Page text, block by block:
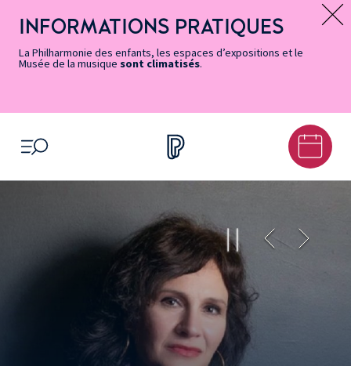
page
Accessibilité
accès
rapides
principal
contenu
principal
page
Message d’information
INFORMATIONS PRATIQUES
La Philharmonie des enfants, les espaces d’expositions et le
Musée de la musique sont climatisés.
OUVRIR LE MENU